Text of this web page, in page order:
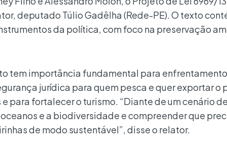
deputado Túlio Gadêlha (Rede-PE). O texto
da política, com foco na preservação
tem importância fundamental para
jurídica para quem pesca e quer exportar o
para fortalecer o turismo. “Diante de um cenário
e a biodiversidade e compreender que
de modo sustentável”, disse o relator.